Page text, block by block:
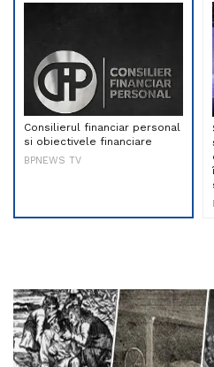
Consilierul financiar personal
si obiectivele financiare
BPNEWS TV